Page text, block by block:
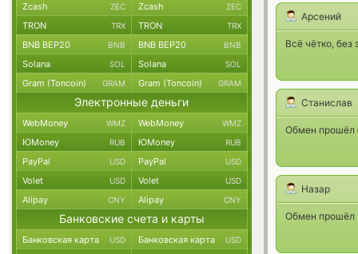
Арсений
Всё чётко,
Станислав
Обмен прошёл
Назар
Обмен прошёл
Zcash ZEC Zcash ZEC
TRON TRX TRON TRX
BNB BEP20 BNB BNB BEP20 BNB
Solana SOL Solana SOL
Gram (Toncoin) GRAM Gram (Toncoin) GRAM
Электронные деньги
WebMoney WMZ WebMoney WMZ
ЮMoney RUB ЮMoney RUB
PayPal USD PayPal USD
Volet USD Volet USD
Alipay CNY Alipay CNY
Банковские счета и карты
Банковская карта USD Банковская карта USD